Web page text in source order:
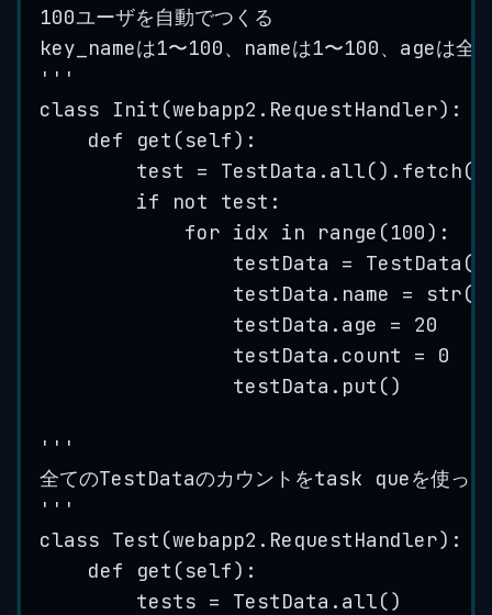
100ユーザを自動でつく る
key_nameは1〜100、nameは1〜100、ageは全
'''
class Init(webapp2.RequestHandler) :
def get(self):
test =
if not test:
for idx in range(100):
testData =
testData.name =
testData.age = 20
testData.count = 0
testData.put()
'''
全てのTestDataのカウントをtask queを使って
'''
class Test(webapp2.RequestHandler) :
def get(self):
tests = TestData.all()